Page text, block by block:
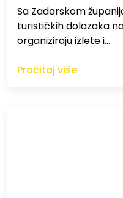
Sa Zadarskom
turističkih dolazaka
organiziraju izlete i…
Pročitaj više